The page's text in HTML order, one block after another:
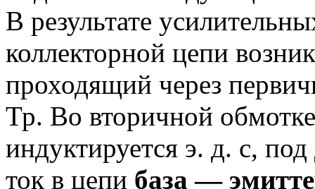
В результате
коллекторной цепи
проходящий через
Тр. Во вторичной
индуктируется э. д. с,
ток в цепи база —